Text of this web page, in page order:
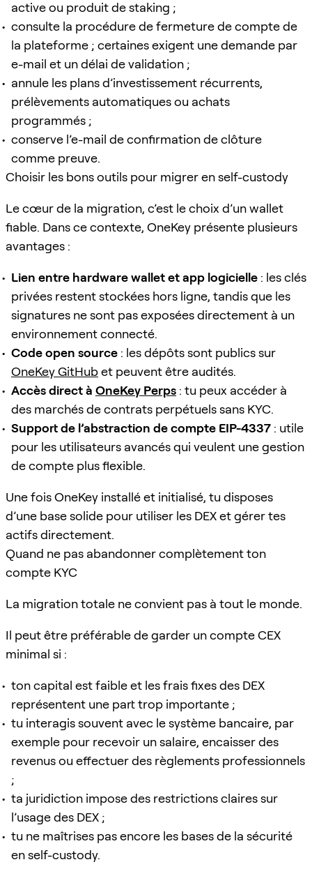
active ou produit de staking ;
consulte la procédure de fermeture de compte de
la plateforme ; certaines exigent une demande par
e-mail et un délai de validation ;
annule les plans d’investissement récurrents,
prélèvements automatiques ou achats
programmés ;
conserve l’e-mail de confirmation de clôture
comme preuve.
Choisir les bons outils pour migrer en self-custody
Le cœur de la migration, c’est le choix d’un wallet
fiable. Dans ce contexte, OneKey présente plusieurs
avantages :
Lien entre hardware wallet et app logicielle : les clés
privées restent stockées hors ligne, tandis que les
signatures ne sont pas exposées directement à un
environnement connecté.
Code open source : les dépôts sont publics sur
OneKey GitHubet peuvent être audités.
Accès direct à OneKey Perps : tu peux accéder à
des marchés de contrats perpétuels sans KYC.
Support de l’abstraction de compte EIP-4337 : utile
pour les utilisateurs avancés qui veulent une gestion
de compte plus flexible.
Une fois OneKey installé et initialisé, tu disposes
d’une base solide pour utiliser les DEX et gérer tes
actifs directement.
Quand ne pas abandonner complètement ton
compte KYC
La migration totale ne convient pas à tout le monde.
Il peut être préférable de garder un compte CEX
minimal si :
ton capital est faible et les frais fixes des DEX
représentent une part trop importante ;
tu interagis souvent avec le système bancaire, par
exemple pour recevoir un salaire, encaisser des
revenus ou effectuer des règlements professionnels
;
ta juridiction impose des restrictions claires sur
l’usage des DEX ;
tu ne maîtrises pas encore les bases de la sécurité
en self-custody.